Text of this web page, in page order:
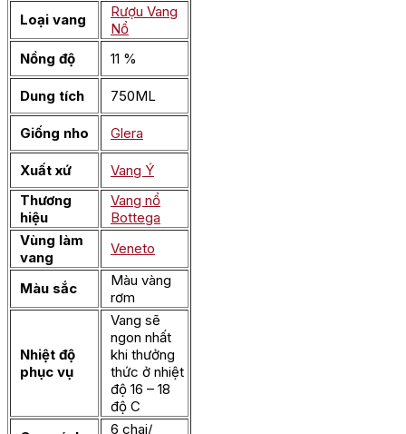
Loại vang
Rượu Vang
Nổ
Nồng độ
11 %
Dung tích 750ML
Giống nho Glera
Xuất xứ
Vang Ý
Thương
hiệu
Vang nổ
Bottega
Vùng làm
vang
Veneto
Màu sắc
Màu vàng
rơm
Nhiệt độ
phục vụ
Vang sẽ
ngon nhất
khi thưởng
thức ở nhiệt
độ 16 – 18
độ C
6 chai/